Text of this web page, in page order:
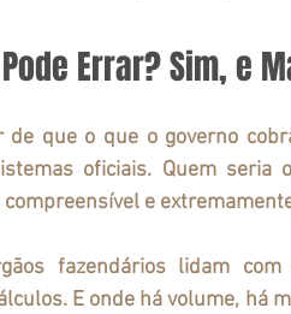
Errar? Sim, e
de que o que o governo
oficiais. Quem seria
e
fazendários lidam com
E onde há volume, há